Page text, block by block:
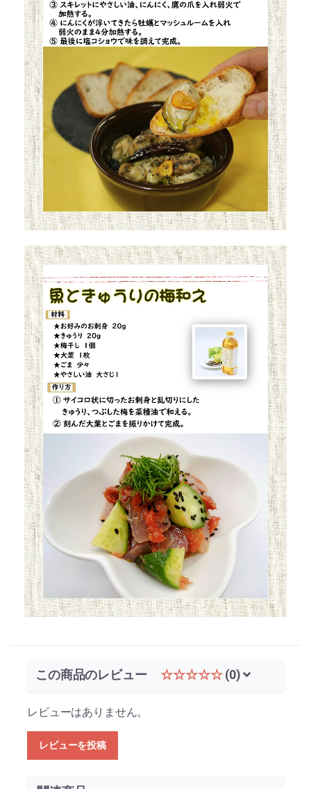
この商品のレビュー ☆☆☆☆☆ (0)
レビューはありません。
レビューを投稿